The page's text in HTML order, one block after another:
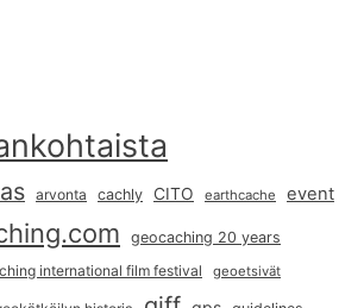
arvonta cachly CITO earthcache event
geocaching 20 years
international film festival geoetsivät